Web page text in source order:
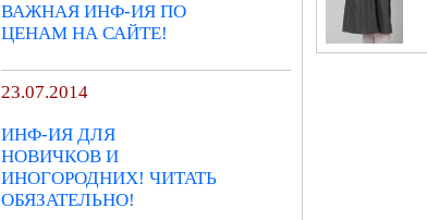
ВАЖНАЯ ИНФ-ИЯ ПО
ЦЕНАМ НА САЙТЕ!
23.07.2014
ИНФ-ИЯ ДЛЯ
НОВИЧКОВ И
ИНОГОРОДНИХ! ЧИТАТЬ
ОБЯЗАТЕЛЬНО!